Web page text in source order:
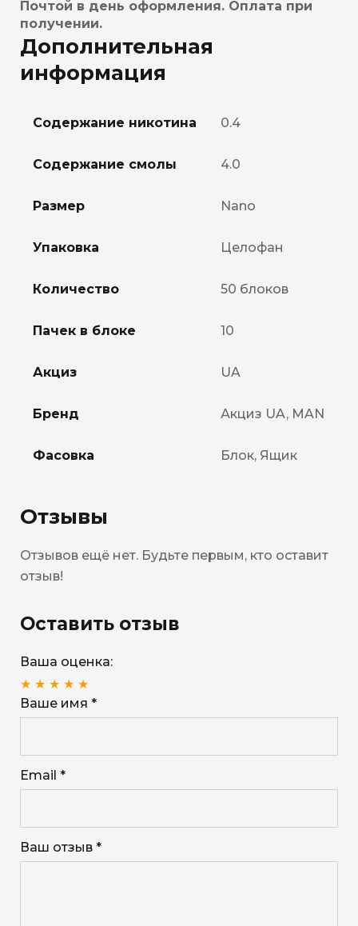
Почтой в день оформления. Оплата при
получении.
Дополнительная
информация
Содержание никотина 0.4
Содержание смолы 4.0
Размер Nano
Упаковка Целофан
Количество 50 блоков
Пачек в блоке 10
Акциз UA
Бренд Акциз UA, MAN
Фасовка Блок, Ящик
Отзывы
Отзывов ещё нет. Будьте первым, кто оставит
отзыв!
Оставить отзыв
Ваша оценка:
★ ★ ★ ★ ★
Ваше имя *
Email *
Ваш отзыв *